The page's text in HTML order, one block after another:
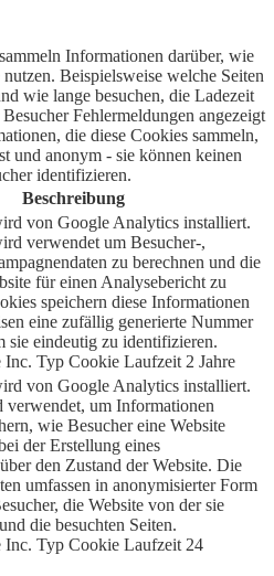
Informationen darüber, wie
Beispielsweise welche Seiten
wie lange besuchen, die Ladezeit
Fehlermeldungen angezeigt
die diese Cookies sammeln,
und anonym - sie können keinen
identifizieren.
Beschreibung
von Google Analytics installiert.
verwendet um Besucher-,
zu berechnen und die
für einen Analysebericht zu
speichern diese Informationen
eine zufällig generierte Nummer
sie eindeutig zu identifizieren.
Inc. Typ Cookie Laufzeit 2 Jahre
von Google Analytics installiert.
verwendet, um Informationen
wie Besucher eine Website
der Erstellung eines
den Zustand der Website. Die
umfassen in anonymisierter Form
die Website von der sie
die besuchten Seiten.
Inc. Typ Cookie Laufzeit 24